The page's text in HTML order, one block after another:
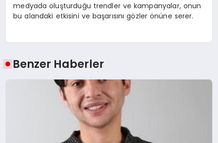
medyada oluşturduğu trendler ve kampanyalar, onun
bu alandaki etkisini ve başarısını gözler önüne serer.
Benzer Haberler